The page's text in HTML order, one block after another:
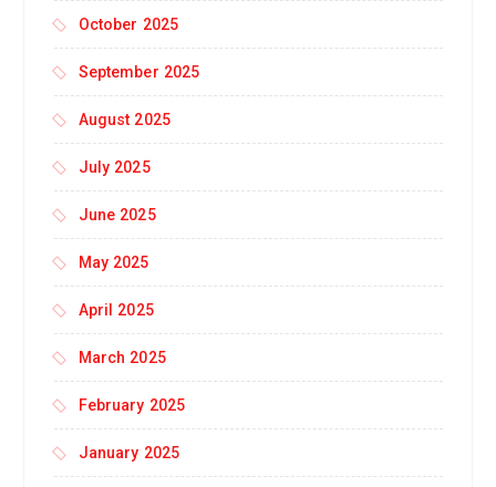
October 2025
September 2025
August 2025
July 2025
June 2025
May 2025
April 2025
March 2025
February 2025
January 2025